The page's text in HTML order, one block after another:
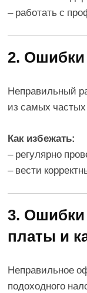
– работать с
2.
Неправильный
из самых
Как избежать:
– регулярно
– вести
3. Ошибки
платы и
Неправильное
подоходного